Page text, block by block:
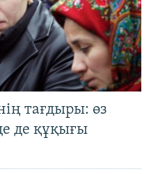
тағдыры: өз
де құқығы